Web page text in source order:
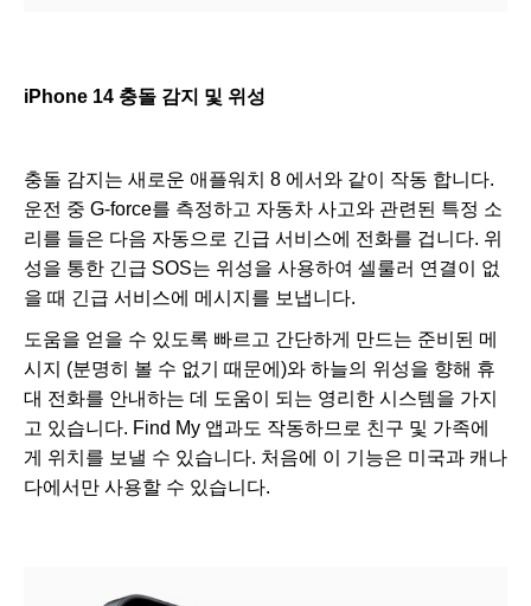
iPhone 14 충돌 감지 및 위성
충돌 감지는 새로운 애플워치 8 에서와 같이 작동 합니다.
운전 중 G-force를 측정하고 자동차 사고와 관련된 특정 소
리를 들은 다음 자동으로 긴급 서비스에 전화를 겁니다. 위
성을 통한 긴급 SOS는 위성을 사용하여 셀룰러 연결이 없
을 때 긴급 서비스에 메시지를 보냅니다.
도움을 얻을 수 있도록 빠르고 간단하게 만드는 준비된 메
시지 (분명히 볼 수 없기 때문에)와 하늘의 위성을 향해 휴
대 전화를 안내하는 데 도움이 되는 영리한 시스템을 가지
고 있습니다. Find My 앱과도 작동하므로 친구 및 가족에
게 위치를 보낼 수 있습니다. 처음에 이 기능은 미국과 캐나
다에서만 사용할 수 있습니다.